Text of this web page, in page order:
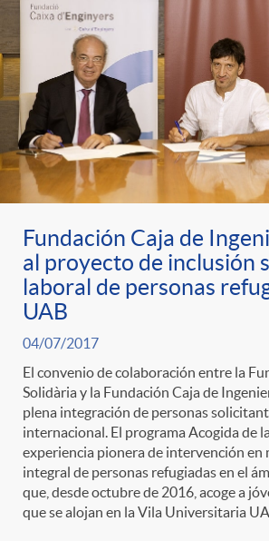
e
g
o
r
i
a
s
Fundación Caja de
al proyecto de inclusión
laboral de personas
UAB
04/07/2017
El convenio de colaboración entre la
Solidària y la Fundación Caja de
plena integración de personas
internacional. El programa Acogida de
experiencia pionera de intervención en
integral de personas refugiadas en el
que, desde octubre de 2016, acoge a
que se alojan en la Vila Universitaria